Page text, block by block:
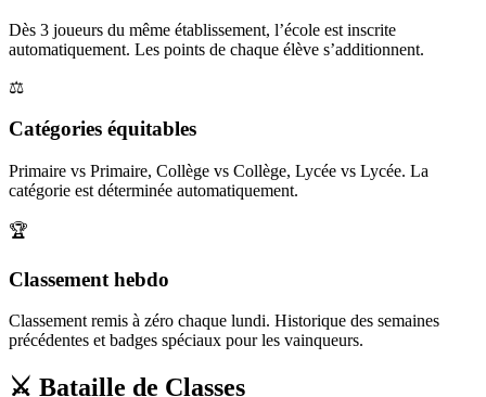
Dès 3 joueurs du même établissement, l’école est inscrite
automatiquement. Les points de chaque élève s’additionnent.
⚖️
Catégories équitables
Primaire vs Primaire, Collège vs Collège, Lycée vs Lycée. La
catégorie est déterminée automatiquement.
🏆
Classement hebdo
Classement remis à zéro chaque lundi. Historique des semaines
précédentes et badges spéciaux pour les vainqueurs.
⚔️ Bataille de Classes